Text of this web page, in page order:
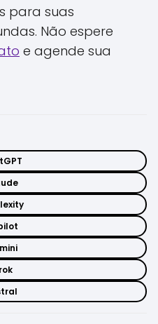
para suas
Não espere
e agende sua